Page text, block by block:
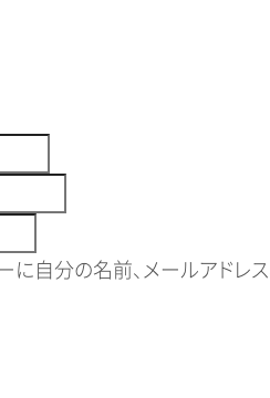
自分の名前、メールアドレス